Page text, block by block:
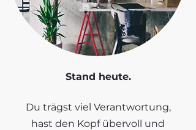
Stand heute.
Du trägst viel Verantwortung,
hast den Kopf übervoll und